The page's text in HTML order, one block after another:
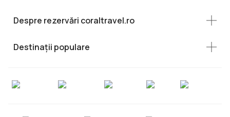
Despre rezervări coraltravel.ro
Destinații populare